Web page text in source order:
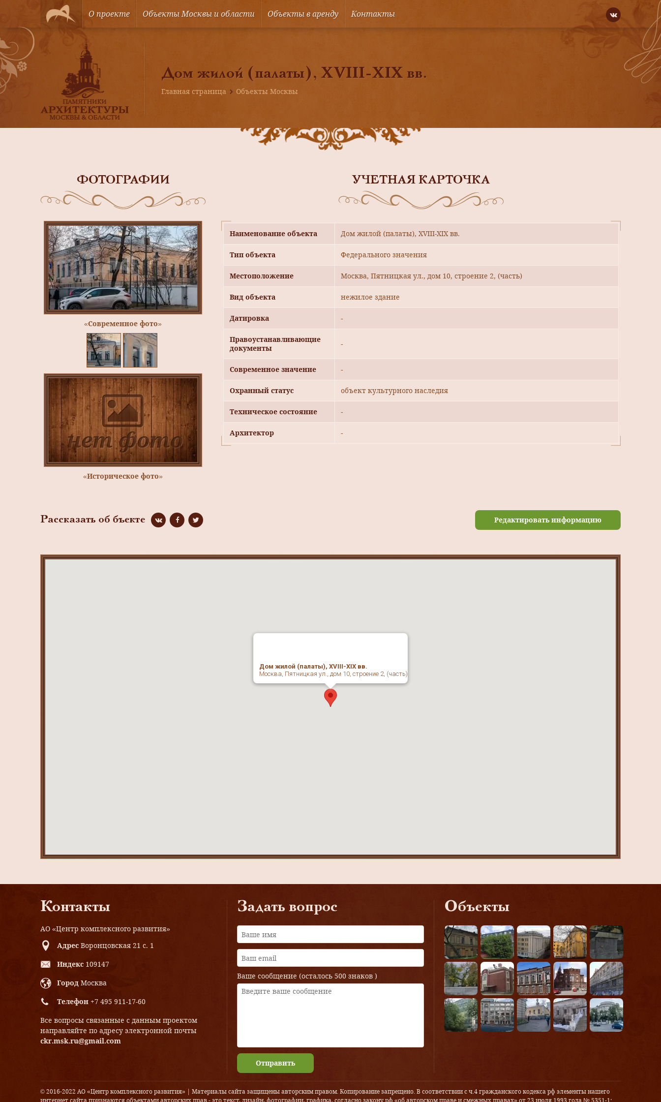
О проекте Объекты Москвы и области Объекты в аренду Контакты
Дом жилой (палаты), XVIII-XIX вв.
Главная страница Объекты Москвы
ФОТОГРАФИИ
«Современное фото»
«Историческое фото»
УЧЕТНАЯ КАРТОЧКА
Наименование объекта Дом жилой (палаты), XVIII-XIX вв.
Тип объекта Федерального значения
Местоположение Москва, Пятницкая ул., дом 10, строение 2, (часть)
Вид объекта нежилое здание
Датировка -
Правоустанавливающие
документы
-
Современное значение -
Охранный статус объект культурного наследия
Техническое состояние -
Архитектор -
Рассказать об бъекте Редактировать информацию
Дом жилой (палаты), XVIII-XIX вв.
Москва, Пятницкая ул., дом 10, строение 2, (часть)
Контакты
АО «Центр комплексного развития»
Адрес Воронцовская 21 с. 1
Индекс 109147
Город Москва
Телефон +7 495 911-17-60
Все вопросы связанные с данным проектом
направляйте по адресу электронной почты
ckr.msk.ru@gmail.com
Задать вопрос
Ваше сообщение (осталось 500 знаков )
Отправить
Объекты
© 2016-2022 АО «Центр комплексного развития» | Материалы сайта защищены авторским правом. Копирование запрещено. В соответствии с ч.4 гражданского кодекса рф элементы нашего